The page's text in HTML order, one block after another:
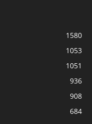
1580
1053
1051
936
908
684